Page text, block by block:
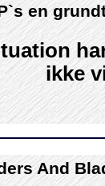
en
ikke
And